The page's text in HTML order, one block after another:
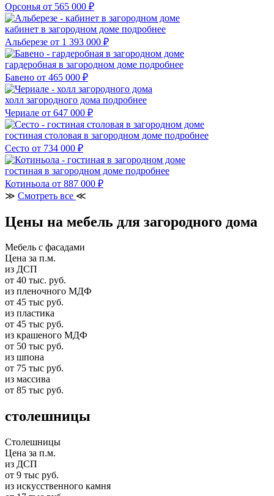
Орсонья от 565 000 ₽
кабинет в загородном доме подробнее
Альберезе от 1 393 000 ₽
гардеробная в загородном доме подробнее
Бавено от 465 000 ₽
холл загородного дома подробнее
Чериале от 647 000 ₽
гостиная столовая в загородном доме подробнее
Сесто от 734 000 ₽
гостиная в загородном доме подробнее
Котиньола от 887 000 ₽
≫ Смотреть все ≪
Цены на мебель для загородного дома
Мебель с фасадами
Цена за п.м.
из ДСП
от 40 тыс. руб.
из пленочного МДФ
от 45 тыс руб.
из пластика
от 45 тыс руб.
из крашеного МДФ
от 50 тыс руб.
из шпона
от 75 тыс руб.
из массива
от 85 тыс руб.
столешницы
Столешницы
Цена за п.м.
из ДСП
от 9 тыс руб.
из искусственного камня